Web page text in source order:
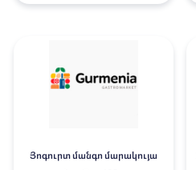
Յոգուրտ մանգո մարակույա